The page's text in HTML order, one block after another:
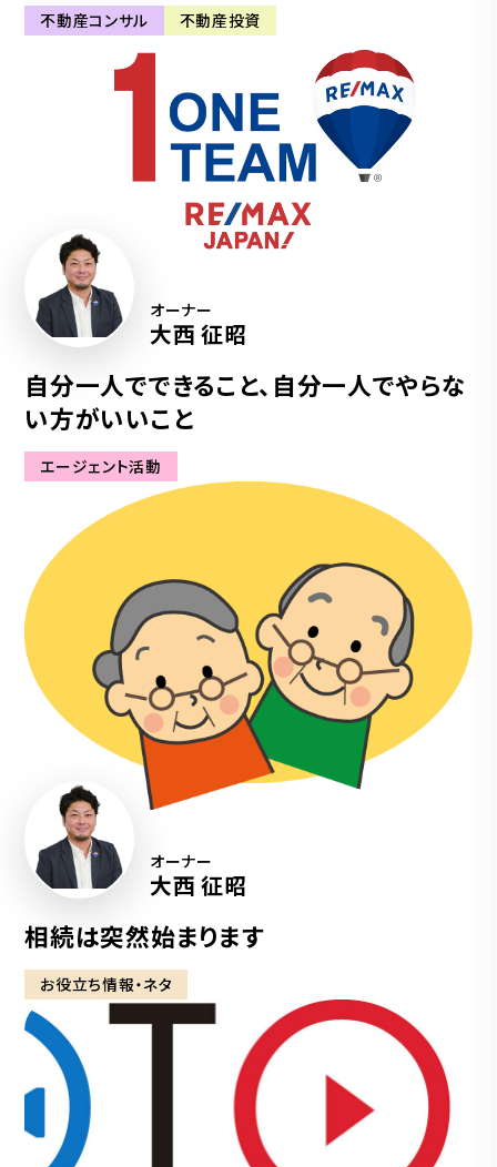
不動産コンサル 不動産投資
オーナー
大西 征昭
自分一人でできること、自分一人でやらな
い方がいいこと
エージェント活動
オーナー
大西 征昭
相続は突然始まります
お役立ち情報・ネタ